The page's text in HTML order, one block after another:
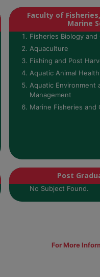
Faculty of
Marine
Fisheries Biology and
Aquaculture
Fishing and Post
Aquatic Animal
Aquatic Environment
Management
Marine Fisheries and
Post
No Subject Found.
For More